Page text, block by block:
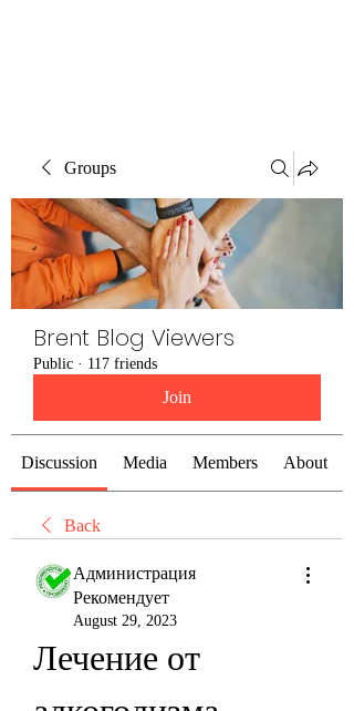
Groups
Brent Blog Viewers
Public · 117 friends
Join
Discussion Media Members About
Back
Администрация
Рекомендует
August 29, 2023
Лечение от